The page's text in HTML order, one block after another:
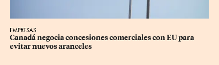
EMPRESAS
Canadá negocia concesiones comerciales con EU para
evitar nuevos aranceles